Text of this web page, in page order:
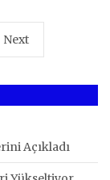
Next
Açıkladı